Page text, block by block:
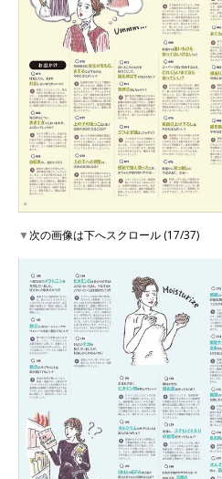
▼次の画像は下へスクロール (17/37)